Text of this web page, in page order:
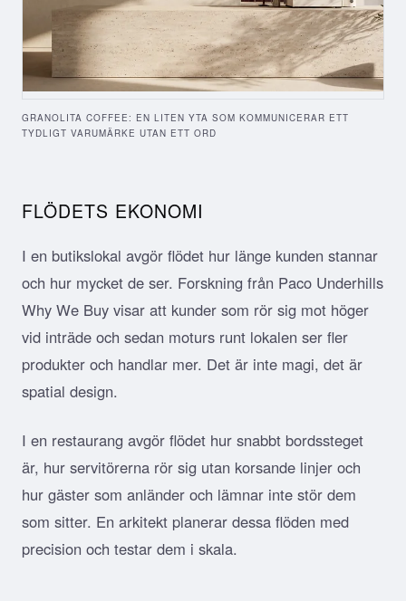
GRANOLITA COFFEE: EN LITEN YTA SOM KOMMUNICERAR ETT
TYDLIGT VARUMÄRKE UTAN ETT ORD
FLÖDETS EKONOMI
I en butikslokal avgör flödet hur länge kunden stannar
och hur mycket de ser. Forskning från Paco Underhills
Why We Buy visar att kunder som rör sig mot höger
vid inträde och sedan moturs runt lokalen ser fler
produkter och handlar mer. Det är inte magi, det är
spatial design.
I en restaurang avgör flödet hur snabbt bordssteget
är, hur servitörerna rör sig utan korsande linjer och
hur gäster som anländer och lämnar inte stör dem
som sitter. En arkitekt planerar dessa flöden med
precision och testar dem i skala.